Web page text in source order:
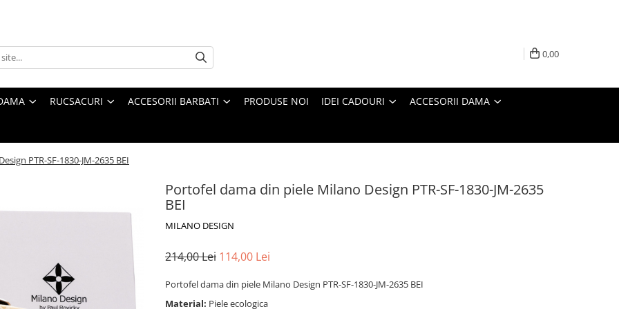
0,00
RUCSACURI ACCESORII BARBATI PRODUSE NOI IDEI CADOURI ACCESORII DAMA
PTR-SF-1830-JM-2635 BEI
Portofel dama din piele Milano Design PTR-SF-1830-JM-2635
BEI
MILANO DESIGN
214,00 Lei 114,00 Lei
Portofel dama din piele Milano Design PTR-SF-1830-JM-2635 BEI
Material: Piele ecologica